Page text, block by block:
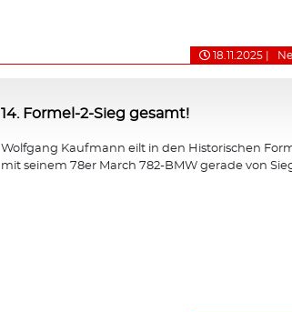
18.11.2025
14. Formel-2-Sieg gesamt!
Wolfgang Kaufmann eilt in den Historischen
mit seinem 78er March 782-BMW gerade von